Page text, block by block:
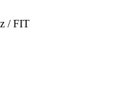
/ FIT